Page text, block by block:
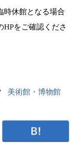
時休館となる場合
をご確認くださ
美術館・博物館